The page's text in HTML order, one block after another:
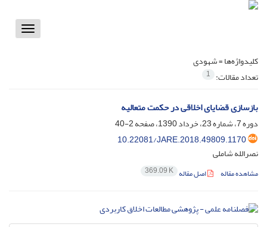
Toggle
کلیدواژه‌ها =شهودی
تعداد مقالات: 1
بازسازی قضایای اخلاقی در حکمت متعالیه
دوره 7، شماره 23، خرداد 1390، صفحه
2-40
10.22081/JARE.2018.49809.1170
نصرالله شاملی
مشاهده مقاله اصل مقاله 369.09 K